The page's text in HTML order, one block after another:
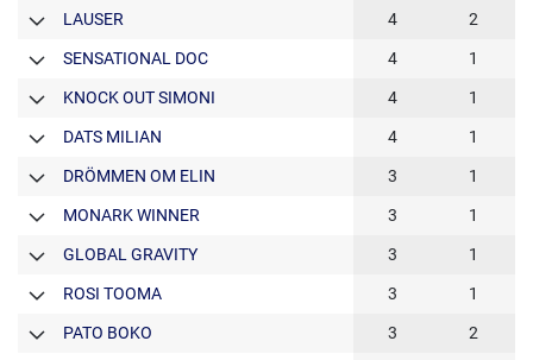
LAUSER 4 2
SENSATIONAL DOC 4 1
KNOCK OUT SIMONI 4 1
DATS MILIAN 4 1
DRÖMMEN OM ELIN 3 1
MONARK WINNER 3 1
GLOBAL GRAVITY 3 1
ROSI TOOMA 3 1
PATO BOKO 3 2